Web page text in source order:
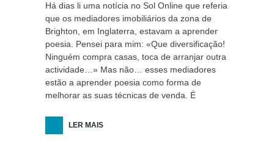
Há dias li uma notícia no Sol Online que referia
que os mediadores imobiliários da zona de
Brighton, em Inglaterra, estavam a aprender
poesia. Pensei para mim: «Que diversificação!
Ninguém compra casas, toca de arranjar outra
actividade…» Mas não… esses mediadores
estão a aprender poesia como forma de
melhorar as suas técnicas de venda. É
LER MAIS